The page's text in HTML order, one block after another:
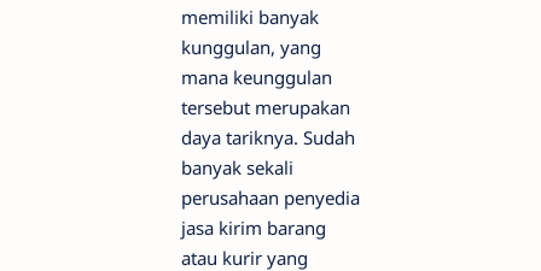
memiliki banyak
kunggulan, yang
mana keunggulan
tersebut merupakan
daya tariknya. Sudah
banyak sekali
perusahaan penyedia
jasa kirim barang
atau kurir yang